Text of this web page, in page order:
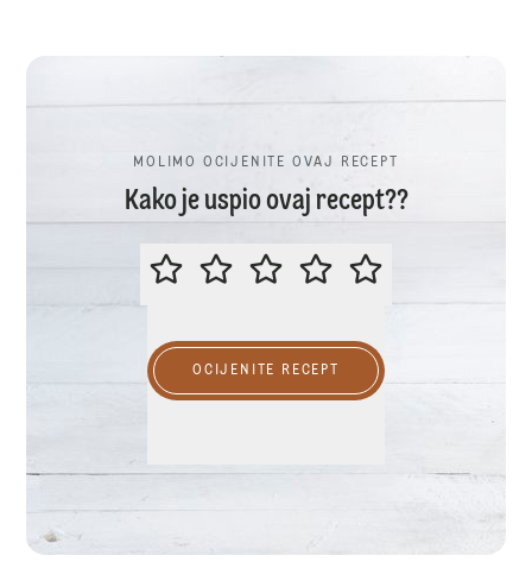
MOLIMO OCIJENITE OVAJ RECEPT
Kako je uspio ovaj recept??
MOLIMO OCIJENITE OVAJ
OCIJENITE RECEPT